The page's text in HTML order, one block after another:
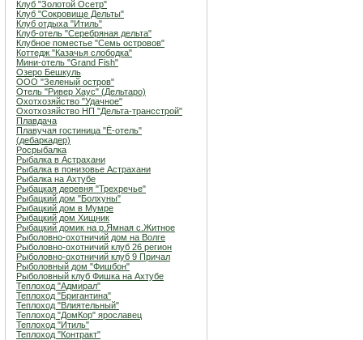
Клуб "Золотой Осетр"
Клуб "Сокровище Дельты"
Клуб отдыха "Итиль"
Клуб-отель "Серебряная дельта"
Клубное поместье "Семь островов"
Коттедж "Казачья слободка"
Мини-отель "Grand Fish"
Озеро Бешкуль
ООО "Зеленый остров"
Отель "Ривер Хаус" (Дельтаро)
Охотхозяйство "Удачное"
Охотхозяйство НП "Дельта-трансстрой"
Плавдача
Плавучая гостиница "Ё-отель"
(дебаркадер)
Росрыбалка
Рыбалка в Астрахани
Рыбалка в понизовье Астрахани
Рыбалка на Ахтубе
Рыбацкая деревня "Трехречье"
Рыбацкий дом "Болхуны"
Рыбацкий дом в Мумре
Рыбацкий дом Хищник
Рыбацкий домик на р.Ямная с.Житное
Рыболовно-охотничий дом на Волге
Рыболовно-охотничий клуб 26 регион
Рыболовно-охотничий клуб 9 Причал
Рыболовный дом "Фишбон"
Рыболовный клуб Фишка на Ахтубе
Теплоход "Адмирал"
Теплоход "Бригантина"
Теплоход "Влиятельный"
Теплоход "ДомКор" ярославец
Теплоход "Итиль"
Теплоход "Контракт"